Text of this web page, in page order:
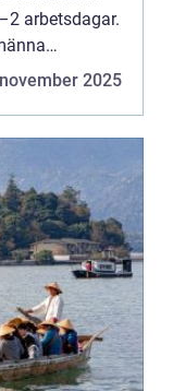
arbetsdagar.
2025